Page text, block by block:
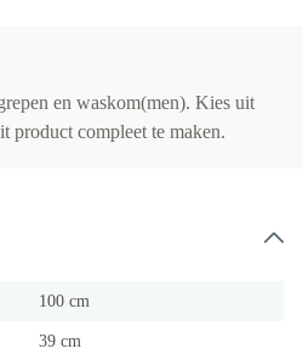
en waskom(men). Kies uit
product compleet te maken.
100 cm
39 cm